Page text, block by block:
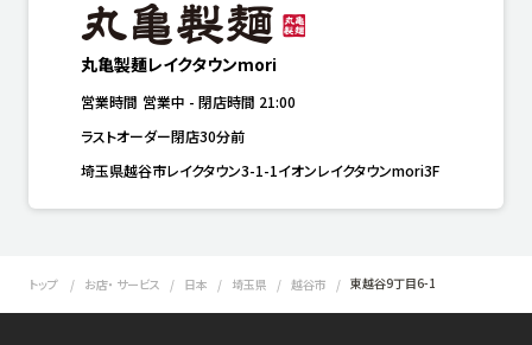
丸亀製麺レイクタウンmori
営業時間 営業中 - 閉店時間 21:00
ラストオーダー閉店30分前
埼玉県越谷市レイクタウン3-1-1イオンレイクタウンmori3F
トップ お店・ サービス 日本 埼玉県 越谷市 東越谷9丁目6-1